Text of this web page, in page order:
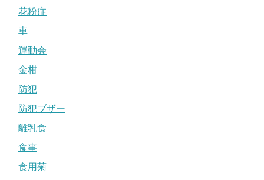
花粉症
車
運動会
金柑
防犯
防犯ブザー
離乳食
食事
食用菊